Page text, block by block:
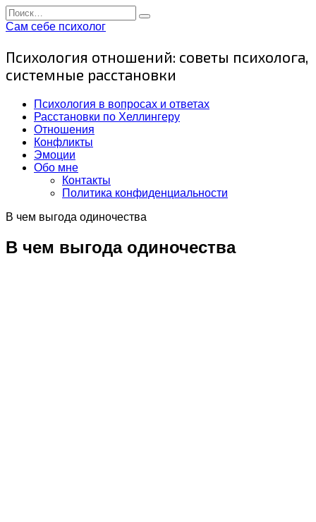
Перейти
к
Search
for:
Сам себе психолог
Психология отношений: советы психолога,
системные расстановки
Психология в вопросах и ответах
Расстановки по Хеллингеру
Отношения
Конфликты
Эмоции
Обо мне
Контакты
Политика конфиденциальности
В чем выгода одиночества
В чем выгода одиночества